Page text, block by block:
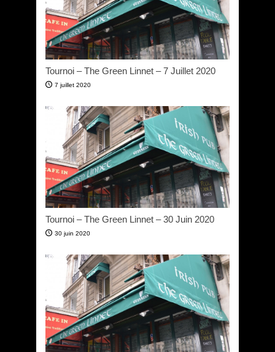
Tournoi – The Green Linnet – 7 Juillet 2020
7 juillet 2020
Tournoi – The Green Linnet – 30 Juin 2020
30 juin 2020